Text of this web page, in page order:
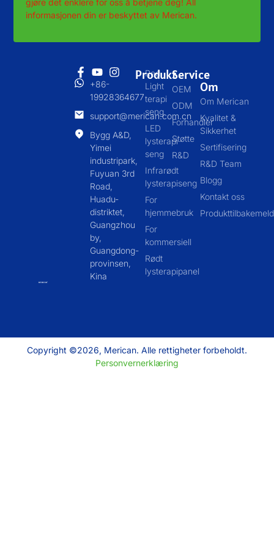
informasjonen din er beskyttet av Merican.
+86-
19928364677
support@merican.com.cn
Bygg A&D,
Yimei
industripark,
Fuyuan 3rd
Road,
Huadu-
distriktet,
Guangzhou
by,
Guangdong-
provinsen,
Kina
Produkt
Red
Light
terapi
seng
LED
lysterapi
seng
Infrarødt
lysterapiseng
For
hjemmebruk
For
kommersiell
Rødt
lysterapipanel
Service
OEM
ODM
Forhandler
Støtte
R&D
Om
Om Merican
Kvalitet &
Sikkerhet
Sertifisering
R&D Team
Blogg
Kontakt oss
Copyright ©2026, Merican. Alle rettigheter forbeholdt.
Personvernerklæring